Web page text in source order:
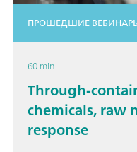
ПРОШЕДШИЕ
60 min
Through-
chemicals, raw
response